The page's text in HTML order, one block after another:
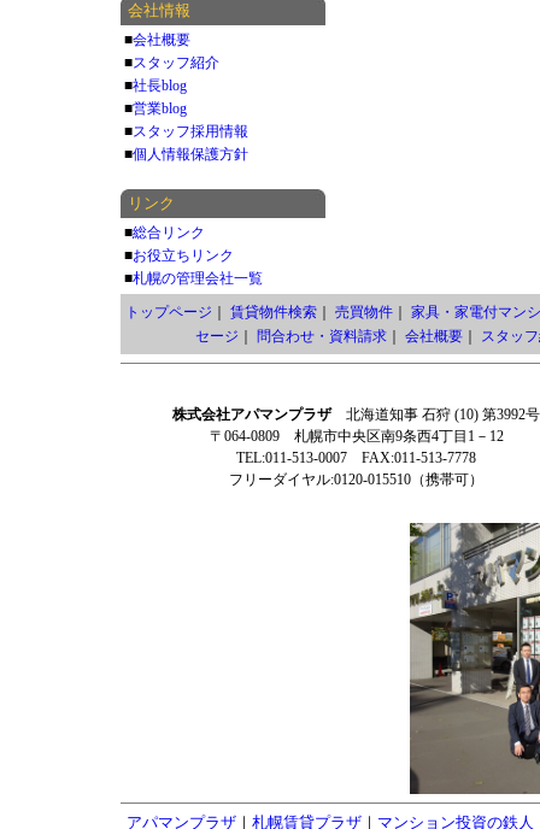
会社情報
■会社概要
■スタッフ紹介
■社長blog
■営業blog
■スタッフ採用情報
■個人情報保護方針
リンク
■総合リンク
■お役立ちリンク
■札幌の管理会社一覧
トップページ
賃貸物件検索｜ 売買物件｜ 家具・家電付マン
セージ
問合わせ・資料請求｜ 会社概要｜ スタッ
株式会社アパマンプラザ北海道知事 石狩 (10) 第3992号
〒064-0809 札幌市中央区南9条西4丁目1－12
TEL:011-513-0007 FAX:011-513-7778
フリーダイヤル:0120-015510（携帯可）
アパマンプラザ ｜ 札幌賃貸プラザ ｜ マンション投資の鉄人